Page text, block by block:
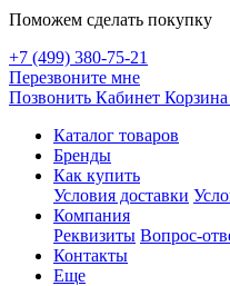
Поможем сделать покупку
+7 (499) 380-75-21
Перезвоните мне
Позвонить Кабинет Корзина
Каталог товаров
Бренды
Как купить
Условия доставки
Компания
Реквизиты Вопрос-
Контакты
Еще